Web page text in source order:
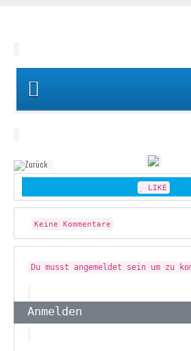
LIKE
Keine Kommentare
Du musst angemeldet sein um zu
Anmelden